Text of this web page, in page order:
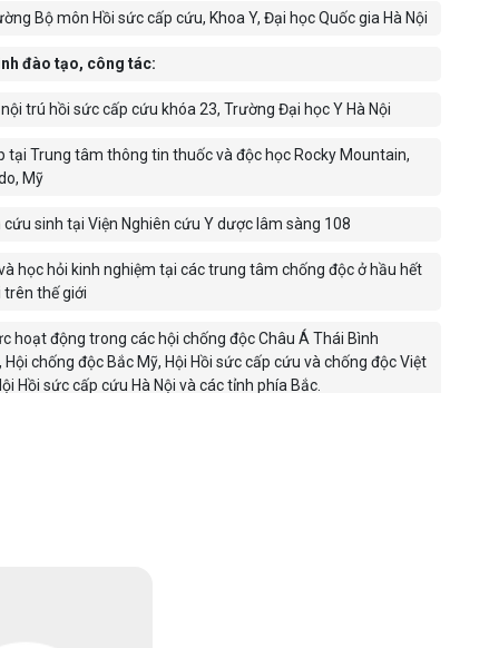
Bộ môn Hồi sức cấp cứu, Khoa Y, Đại học Quốc gia Hà Nội
đào tạo, công tác:
nội trú hồi sức cấp cứu khóa 23, Trường Đại học Y Hà Nội
tại Trung tâm thông tin thuốc và độc học Rocky Mountain,
Mỹ
cứu sinh tại Viện Nghiên cứu Y dược lâm sàng 108
học hỏi kinh nghiệm tại các trung tâm chống độc ở hầu hết
trên thế giới
hoạt động trong các hội chống độc Châu Á Thái Bình
Hội chống độc Bắc Mỹ, Hội Hồi sức cấp cứu và chống độc Việt
Hồi sức cấp cứu Hà Nội và các tỉnh phía Bắc.